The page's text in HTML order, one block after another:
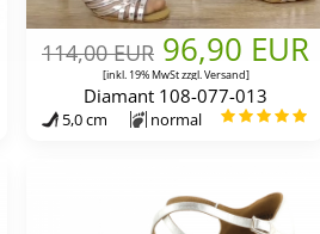
114,00 EUR 96,90 EUR
[inkl. 19% MwSt zzgl. Versand]
Diamant 108-077-013
5,0 cm normal